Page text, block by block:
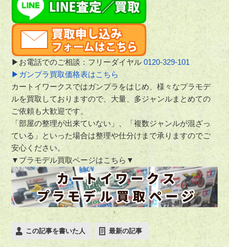
▶お電話でのご相談：フリーダイヤル 0120-329-101
▶ガンプラ買取価格表はこちら
カートイワークスではガンプラをはじめ、様々なプラモデ
ルを買取しておりますので、大量、多ジャンルまとめての
ご依頼も大歓迎です。
「部屋の整理が出来ていない」、「複数ジャンルが混ざっ
ている」といった場合は整理や仕分けまで承りますのでご
安心ください。
▼プラモデル買取ページはこちら▼
この記事を書いた人 最新の記事